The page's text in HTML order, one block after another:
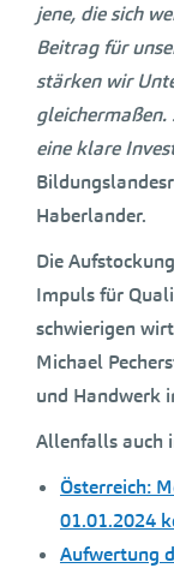
jene, die sich
Beitrag für
stärken wir
eine klare
Haberlander.
Die
Impuls für
schwierigen
Michael
und Handwerk
Allenfalls auch
Österreich:
01.01.2024
Aufwertung